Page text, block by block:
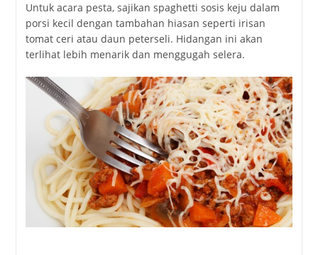
Untuk acara pesta, sajikan spaghetti sosis keju dalam
porsi kecil dengan tambahan hiasan seperti irisan
tomat ceri atau daun peterseli. Hidangan ini akan
terlihat lebih menarik dan menggugah selera.